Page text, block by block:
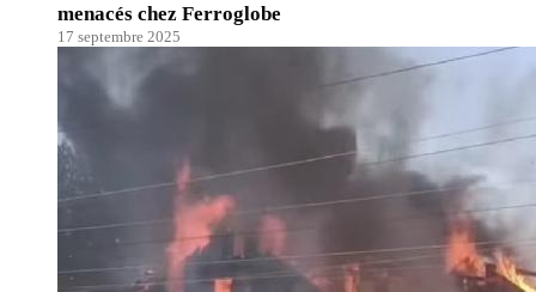
menacés chez Ferroglobe
17 septembre 2025